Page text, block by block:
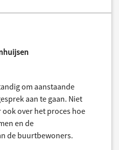
om aanstaande
aan te gaan. Niet
over het proces hoe
en de
de buurtbewoners.